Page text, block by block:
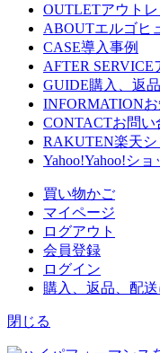
OUTLETアウト
ABOUTエルゴヒ
CASE導入事例
AFTER SERVICE
GUIDE購入、返
INFORMATION
CONTACTお問い
RAKUTEN楽天
Yahoo!Yahoo!ショ
買い物かご
マイページ
ログアウト
会員登録
ログイン
購入、返品、配
閉じる